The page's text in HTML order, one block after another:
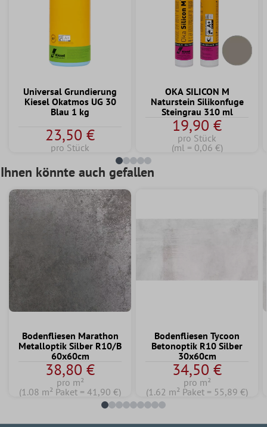
Universal Grundierung
Kiesel Okatmos UG 30
Blau 1 kg
23,50 €
pro Stück
OKA SILICON M
Naturstein Silikonfuge
Steingrau 310 ml
19,90 €
pro Stück
(ml = 0,06 €)
Ihnen könnte auch gefallen
Bodenfliesen Marathon
Metalloptik Silber R10/B
60x60cm
38,80 €
pro m²
(1.08 m² Paket = 41,90 €)
Bodenfliesen Tycoon
Betonoptik R10 Silber
30x60cm
34,50 €
pro m²
(1.62 m² Paket = 55,89 €)